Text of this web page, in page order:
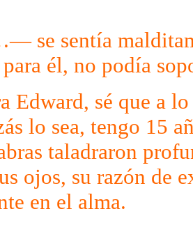
sentía
él, no podía
sé que a lo
lo sea, tengo 15
taladraron
ojos, su razón de
en el alma.